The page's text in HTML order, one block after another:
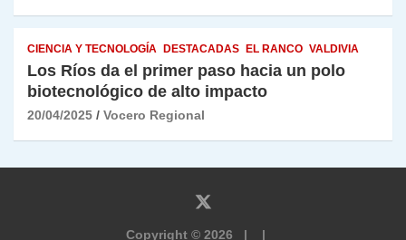
CIENCIA Y TECNOLOGÍA DESTACADAS EL RANCO VALDIVIA
Los Ríos da el primer paso hacia un polo
biotecnológico de alto impacto
20/04/2025 Vocero Regional
Copyright © 2026